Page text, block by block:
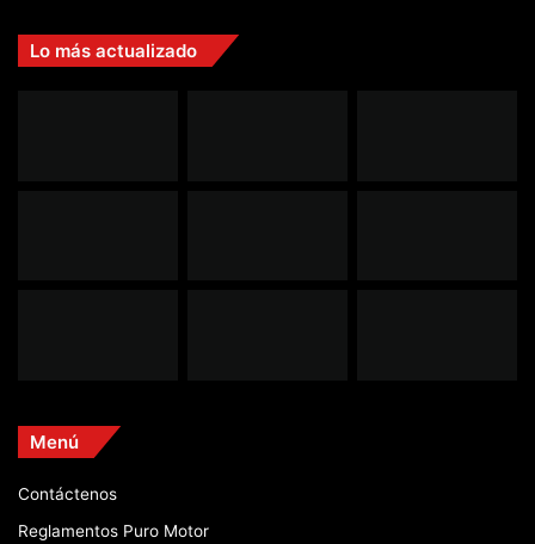
Lo más actualizado
Menú
Contáctenos
Reglamentos Puro Motor